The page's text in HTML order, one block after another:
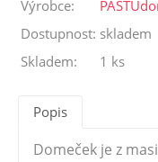
Výrobce:
Dostupnost: skladem
Skladem:
1 ks
Popis
Domeček je z